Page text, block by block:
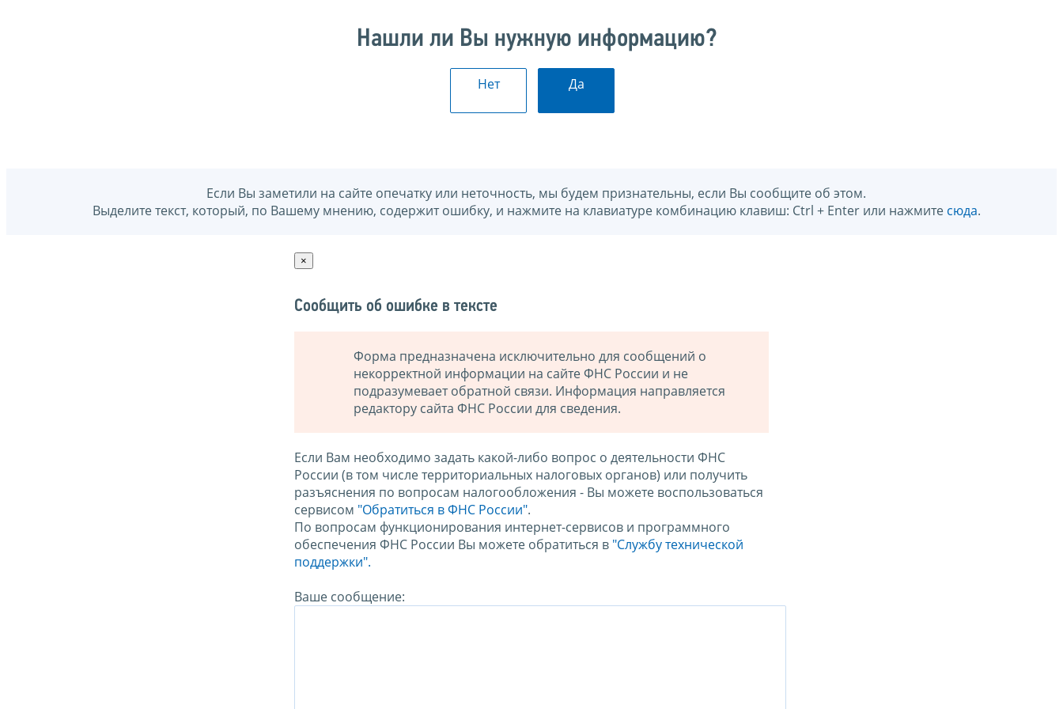
Нашли ли Вы нужную информацию?
Нет Да
Если Вы заметили на сайте опечатку или неточность, мы будем признательны, если Вы сообщите об этом.
Выделите текст, который, по Вашему мнению, содержит ошибку, и нажмите на клавиатуре комбинацию клавиш: Ctrl + Enter или нажмите сюда.
×
Сообщить об ошибке в тексте
Форма предназначена исключительно для сообщений о
некорректной информации на сайте ФНС России и не
подразумевает обратной связи. Информация направляется
редактору сайта ФНС России для сведения.
Если Вам необходимо задать какой-либо вопрос о деятельности ФНС
России (в том числе территориальных налоговых органов) или получить
разъяснения по вопросам налогообложения - Вы можете воспользоваться
сервисом "Обратиться в ФНС России".
По вопросам функционирования интернет-сервисов и программного
обеспечения ФНС России Вы можете обратиться в "Службу технической
поддержки".
Ваше сообщение: